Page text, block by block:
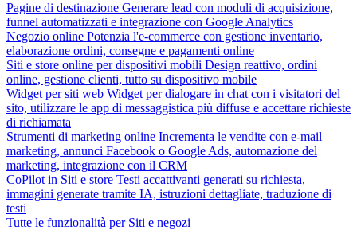
Pagine di destinazione Generare lead con moduli di acquisizione,
funnel automatizzati e integrazione con Google Analytics
Negozio online Potenzia l'e-commerce con gestione inventario,
elaborazione ordini, consegne e pagamenti online
Siti e store online per dispositivi mobili Design reattivo, ordini
online, gestione clienti, tutto su dispositivo mobile
Widget per siti web Widget per dialogare in chat con i visitatori del
sito, utilizzare le app di messaggistica più diffuse e accettare richieste
di richiamata
Strumenti di marketing online Incrementa le vendite con e-mail
marketing, annunci Facebook o Google Ads, automazione del
marketing, integrazione con il CRM
CoPilot in Siti e store Testi accattivanti generati su richiesta,
immagini generate tramite IA, istruzioni dettagliate, traduzione di
testi
Tutte le funzionalità per Siti e negozi